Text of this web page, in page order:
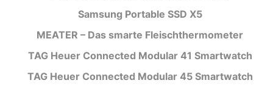
Samsung Portable SSD X5
MEATER – Das smarte Fleischthermometer
TAG Heuer Connected Modular 41 Smartwatch
TAG Heuer Connected Modular 45 Smartwatch